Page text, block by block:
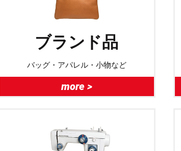
ブランド品
バッグ・アパレル・小物など
more >